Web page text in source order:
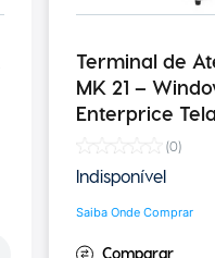
Terminal de
MK 21 –
Enterprice
Leitor com
Impressora
(0)
Indisponível
Saiba Onde Comprar